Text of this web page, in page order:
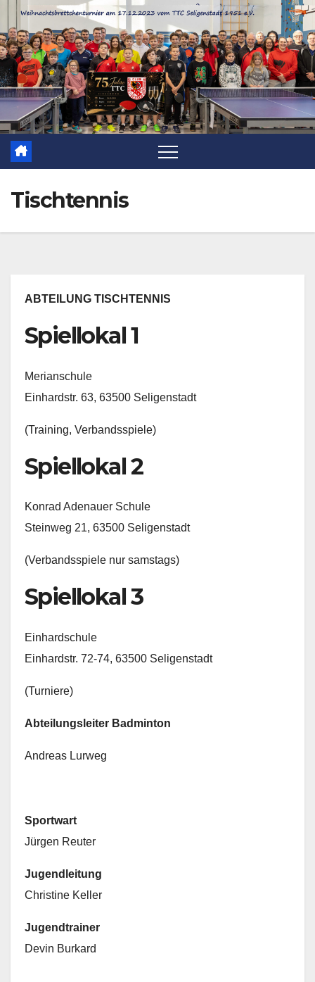
Zum
Inhalt
springen
Tischtennis
ABTEILUNG TISCHTENNIS
Spiellokal 1
Merianschule
Einhardstr. 63, 63500 Seligenstadt
(Training, Verbandsspiele)
Spiellokal 2
Konrad Adenauer Schule
Steinweg 21, 63500 Seligenstadt
(Verbandsspiele nur samstags)
Spiellokal 3
Einhardschule
Einhardstr. 72-74, 63500 Seligenstadt
(Turniere)
Abteilungsleiter Badminton
Andreas Lurweg
Sportwart
Jürgen Reuter
Jugendleitung
Christine Keller
Jugendtrainer
Devin Burkard